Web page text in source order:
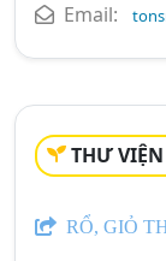
Email:
THƯ
RỔ, GIỎ